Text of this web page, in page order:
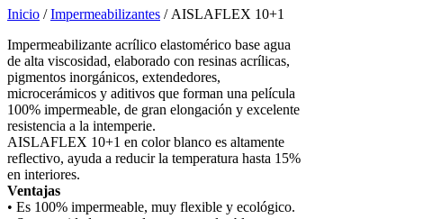
Inicio /Impermeabilizantes / AISLAFLEX 10+1
Impermeabilizante acrílico elastomérico base agua
de alta viscosidad, elaborado con resinas acrílicas,
pigmentos inorgánicos, extendedores,
microcerámicos y aditivos que forman una película
100% impermeable, de gran elongación y excelente
resistencia a la intemperie.
AISLAFLEX 10+1 en color blanco es altamente
reflectivo, ayuda a reducir la temperatura hasta 15%
en interiores.
Ventajas
• Es 100% impermeable, muy flexible y ecológico.